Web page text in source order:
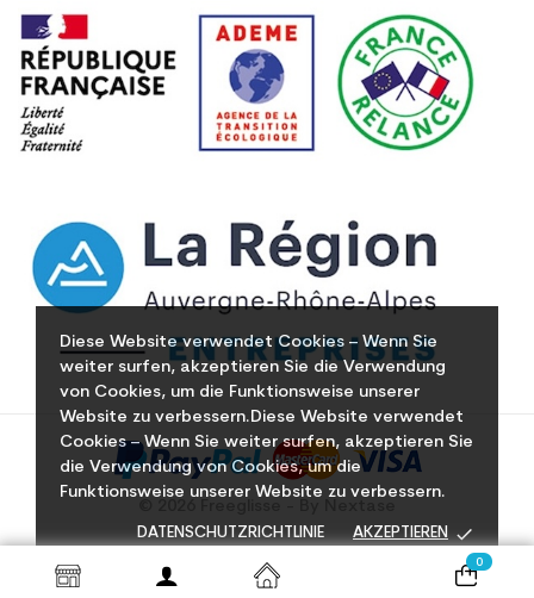
Diese Website verwendet Cookies – Wenn Sie
weiter surfen, akzeptieren Sie die Verwendung
von Cookies, um die Funktionsweise unserer
Website zu verbessern.Diese Website verwendet
Cookies – Wenn Sie weiter surfen, akzeptieren Sie
die Verwendung von Cookies, um die
Funktionsweise unserer Website zu verbessern.
DATENSCHUTZRICHTLINIE AKZEPTIEREN done
0